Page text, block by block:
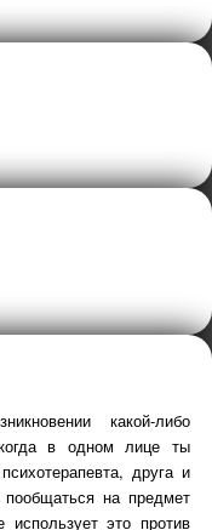
какой-либо
в одном лице ты
друга и
на предмет
это против